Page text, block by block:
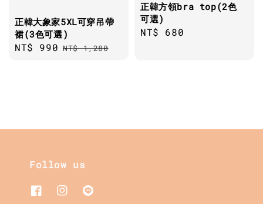
正韓大象家5XL可穿吊帶
裙(3色可選)
Sale
NT$ 990 Regular
NT$ 1,280
正韓方領bra top(2色
可選)
Regular
NT$ 680
Follow us